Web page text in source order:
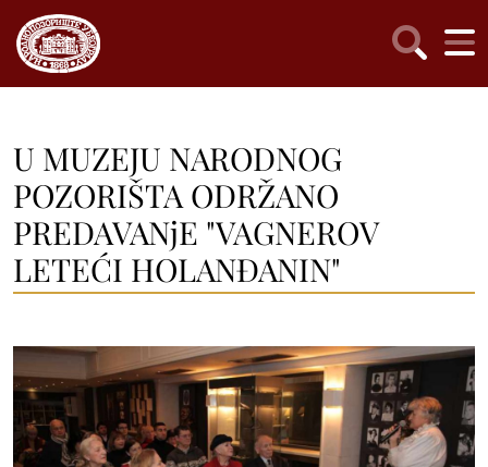
U MUZEJU NARODNOG
POZORIŠTA ODRŽANO
PREDAVANjE "VAGNEROV
LETEĆI HOLANĐANIN"